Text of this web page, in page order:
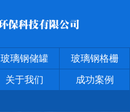
玻璃钢储罐 玻璃钢格栅
关于我们 成功案例